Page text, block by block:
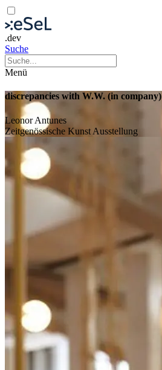
.dev
Suche
Menü
discrepancies with W.W. (in company)
Leonor Antunes
Zeitgenössische Kunst Ausstellung